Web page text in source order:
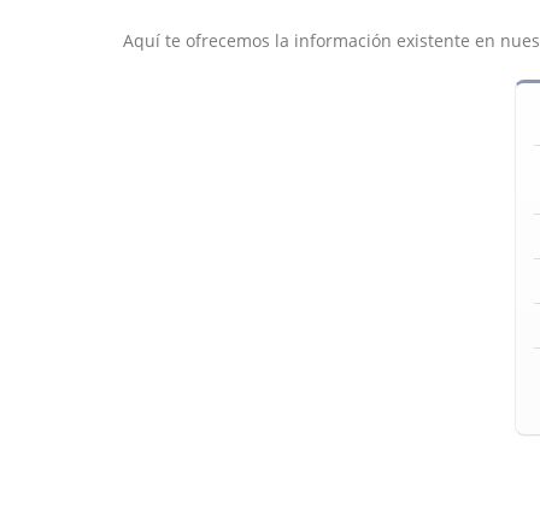
Aquí te ofrecemos la información existente en